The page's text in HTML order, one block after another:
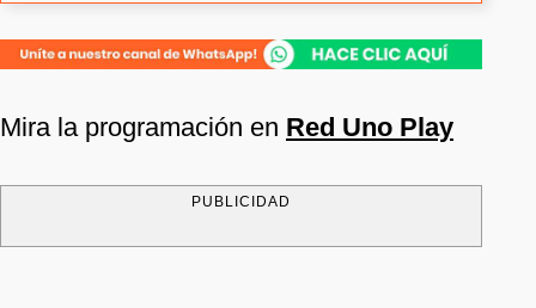
Mira la programación en Red Uno Play
PUBLICIDAD